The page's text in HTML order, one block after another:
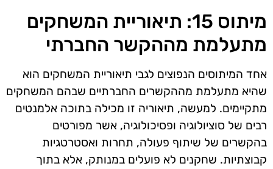
מיתוס 15: תיאוריית המשחקים
מתעלמת מההקשר החברתי
אחד המיתוסים הנפוצים לגבי תיאוריית המשחקים הוא
שהיא מתעלמת מההקשרים החברתיים שבהם המשחקים
מתקיימים. למעשה, תיאוריה זו מכילה בתוכה אלמנטים
רבים של סוציולוגיה ופסיכולוגיה, אשר מפורטים
בהקשרים של שיתוף פעולה, תחרות ואסטרטגיות
קבוצתיות. שחקנים לא פועלים במנותק, אלא בתוך